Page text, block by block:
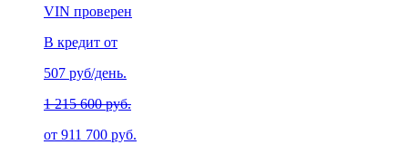
VIN проверен
В кредит от
507 руб/день.
1 215 600 руб.
от 911 700 руб.